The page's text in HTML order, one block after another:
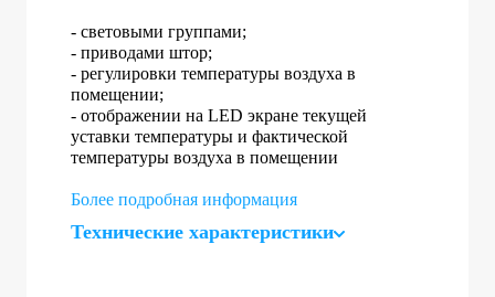
- световыми группами;
- приводами штор;
- регулировки температуры воздуха в
помещении;
- отображении на LED экране текущей
уставки температуры и фактической
температуры воздуха в помещении
Более подробная информация
Технические характеристики